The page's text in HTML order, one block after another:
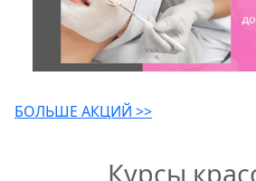
БОЛЬШЕ АКЦИЙ >>
Курсы